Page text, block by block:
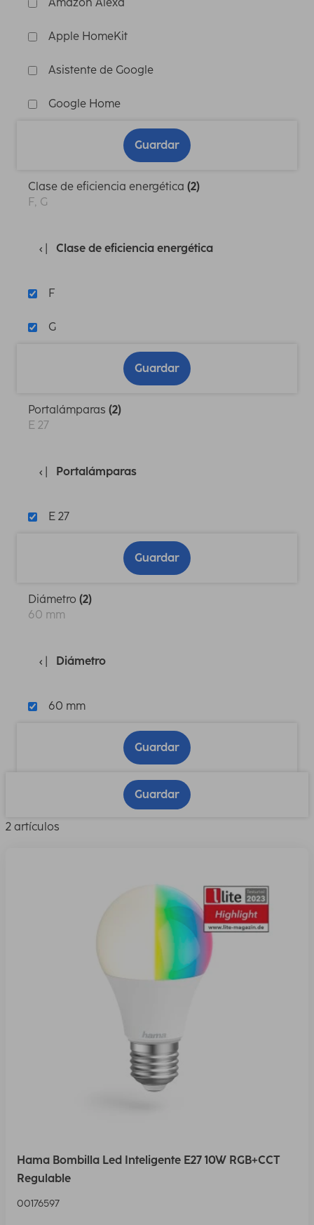
Apple HomeKit
Asistente de Google
Google Home
Guardar
Clase de eficiencia energética (2)
F, G
Clase de eficiencia energética
F
G
Guardar
Portalámparas (2)
E 27
Portalámparas
E 27
Guardar
Diámetro (2)
60 mm
Diámetro
60 mm
Guardar
Guardar
2 artículos
Hama Bombilla Led Inteligente E27 10W RGB+CCT
Regulable
00176597